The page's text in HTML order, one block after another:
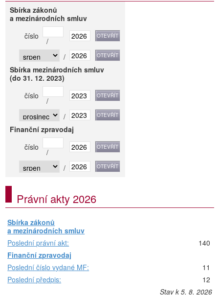
Sbírka zákonů
a mezinárodních smluv
číslo
/
/
Sbírka mezinárodních smluv
(do 31. 12. 2023)
číslo
/
/
Finanční zpravodaj
číslo
/
/
Právní akty 2026
Sbírka zákonů
a mezinárodních smluv
Poslední právní akt:
140
Finanční zpravodaj
Poslední číslo vydané MF:
11
Poslední předpis:
12
Stav k 5. 8. 2026